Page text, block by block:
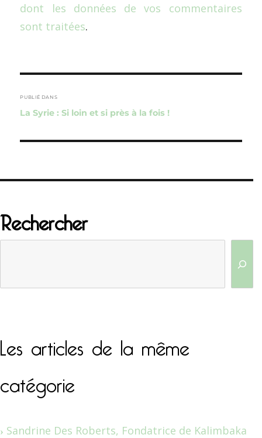
dont les données de vos commentaires
sont traitées.
de
l’article
PUBLIÉ DANS
La Syrie : Si loin et si près à la fois !
Rechercher
Les articles de la même
catégorie
Sandrine Des Roberts, Fondatrice de Kalimbaka